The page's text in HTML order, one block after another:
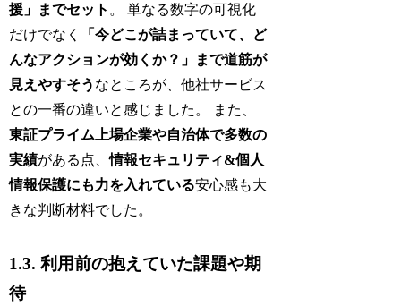
援」までセット 。 単なる数字の可視化
だけでなく
「今どこが詰まっていて、ど
んなアクションが効くか？」まで道筋が
見えやすそう なところが、他社サービス
との一番の違いと感じました。 また、
東証プライム上場企業や自治体で多数の
実績がある点、情報セキュリティ&個人
情報保護にも力を入れている安心感も大
きな判断材料でした。
1.3. 利用前の抱えていた課題や期
待